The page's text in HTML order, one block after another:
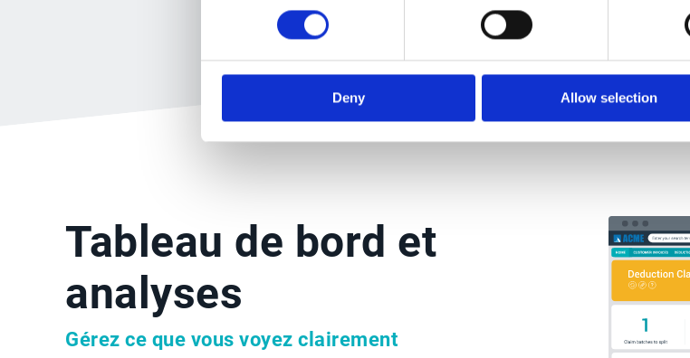
Deny Allow selection
Tableau de bord et
analyses
Gérez ce que vous voyez clairement